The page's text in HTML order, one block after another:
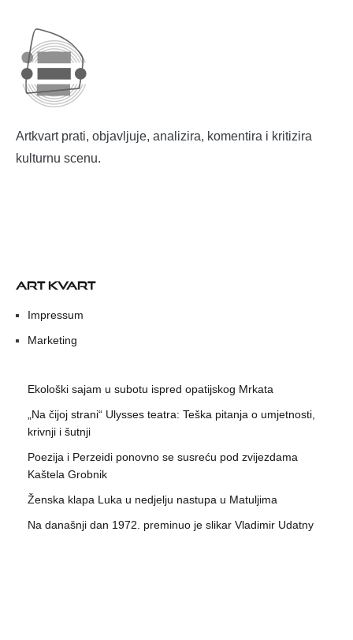
Artkvart prati, objavljuje, analizira, komentira i kritizira
kulturnu scenu.
ART KVART
Impressum
Marketing
Ekološki sajam u subotu ispred opatijskog Mrkata
„Na čijoj strani“ Ulysses teatra: Teška pitanja o umjetnosti,
krivnji i šutnji
Poezija i Perzeidi ponovno se susreću pod zvijezdama
Kaštela Grobnik
Ženska klapa Luka u nedjelju nastupa u Matuljima
Na današnji dan 1972. preminuo je slikar Vladimir Udatny